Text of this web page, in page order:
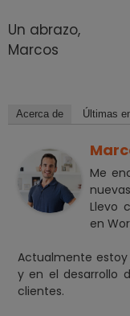
Un abrazo,
Marcos
Acerca de Últimas
Me
Llevo
en
Actualmente estoy
y en el desarrollo
clientes.